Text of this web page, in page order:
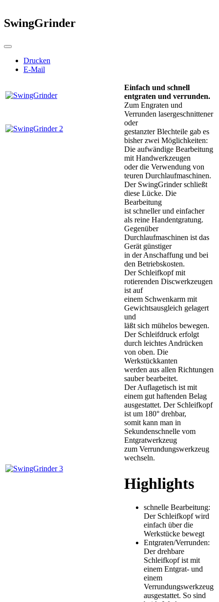
SwingGrinder
Drucken
E-Mail
Einfach und schnell
entgraten und verrunden.
Zum Engraten und
Verrunden lasergeschnittener
oder
gestanzter Blechteile gab es
bisher zwei Möglichkeiten:
Die aufwändige Bearbeitung
mit Handwerkzeugen
oder die Verwendung von
teuren Durchlaufmaschinen.
Der SwingGrinder schließt
diese Lücke. Die
Bearbeitung
ist schneller und einfacher
als reine Handentgratung.
Gegenüber
Durchlaufmaschinen ist das
Gerät günstiger
in der Anschaffung und bei
den Betriebskosten.
Der Schleifkopf mit
rotierenden Discwerkzeugen
ist auf
einem Schwenkarm mit
Gewichtsausgleich gelagert
und
läßt sich mühelos bewegen.
Der Schleifdruck erfolgt
durch leichtes Andrücken
von oben. Die
Werkstückkanten
werden aus allen Richtungen
sauber bearbeitet.
Der Auflagetisch ist mit
einem gut haftenden Belag
ausgestattet. Der Schleifkopf
ist um 180° drehbar,
somit kann man in
Sekundenschnelle vom
Entgratwerkzeug
zum Verrundungswerkzeug
wechseln.
Highlights
schnelle Bearbeitung:
Der Schleifkopf wird
einfach über die
Werkstücke bewegt
Entgraten/Verrunden:
Der drehbare
Schleifkopf ist mit
einem Entgrat- und
einem
Verrundungswerkzeug
ausgestattet. So sind